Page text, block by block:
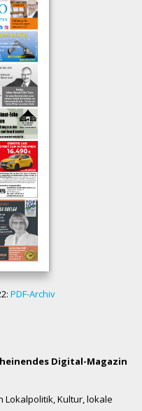
PDF-Archiv
Digital-Magazin
Kultur, lokale